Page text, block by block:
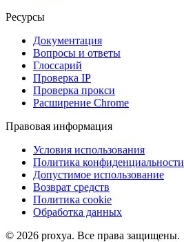
Ресурсы
Документация
Вопросы и ответы
Глоссарий
Проверка IP
Проверка прокси
Расширение Chrome
Правовая информация
Условия использования
Политика конфиденциальности
Допустимое использование
Возврат средств
Политика cookie
Обработка данных
© 2026 proxya. Все права защищены.